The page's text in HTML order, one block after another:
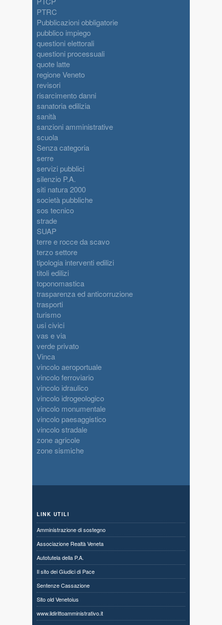
PTRC
Pubblicazioni obbligatorie
pubblico impiego
questioni elettorali
questioni processuali
quote latte
regione Veneto
revisori
risarcimento danni
sanatoria edilizia
sanità
sanzioni amministrative
scuola
Senza categoria
serre
servizi pubblici
silenzio P.A.
siti natura 2000
società pubbliche
sos tecnico
strade
SUAP
terre e rocce da scavo
terzo settore
tipologia interventi edilizi
titoli edilizi
toponomastica
trasparenza ed anticorruzione
trasporti
turismo
usi civici
vas e via
verde privato
Vinca
vincolo aeroportuale
vincolo ferroviario
vincolo idraulico
vincolo idrogeologico
vincolo monumentale
vincolo paesaggistico
vincolo stradale
zone agricole
zone sismiche
LINK UTILI
Amministrazione di sostegno
Associazione Realtà Veneta
Autotutela della P.A.
Il sito dei Giudici di Pace
Sentenze Cassazione
Sito old Venetoius
www.ildirittoamministrativo.it